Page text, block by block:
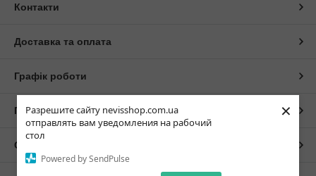
Разрешите сайту nevisshop.com.ua
отправлять вам уведомления на рабочий
стол
Powered by SendPulse
×
Контакти
Доставка та оплата
Графік роботи
Повна версія сайту
Сайт створено на маркетплейсі